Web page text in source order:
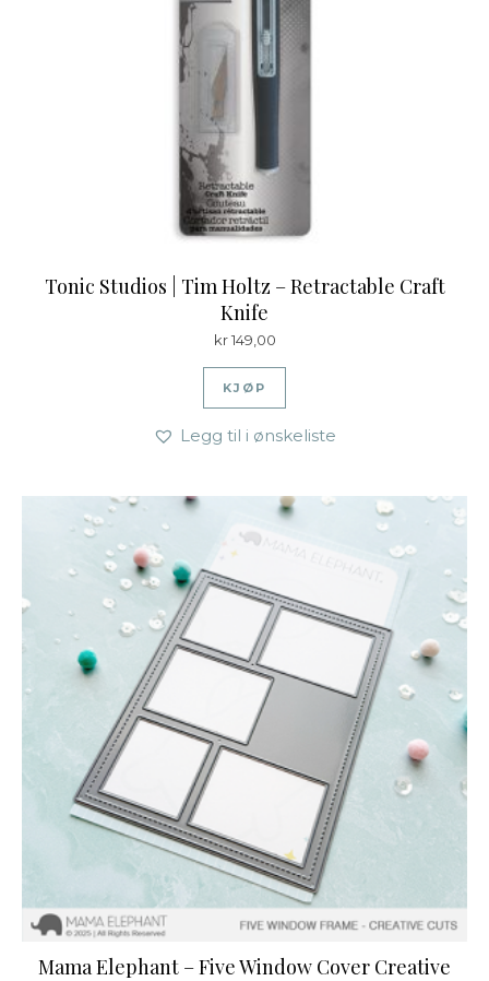
Tonic Studios | Tim Holtz – Retractable Craft
Knife
kr149,00
KJØP
Legg til i ønskeliste
Mama Elephant – Five Window Cover Creative